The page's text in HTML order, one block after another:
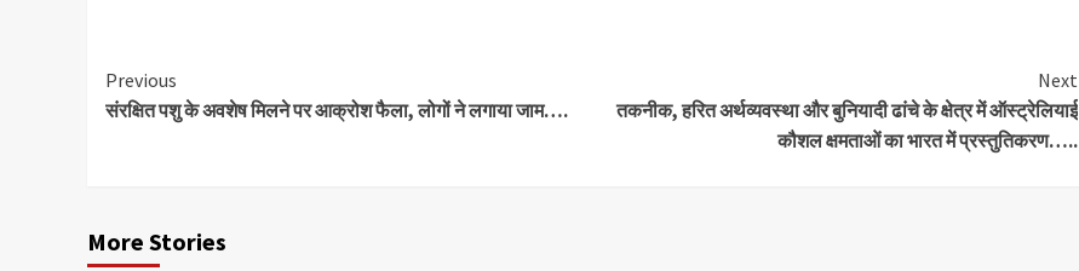
Continue
Reading
Previous
संरक्षित पशु के अवशेष मिलने पर आक्रोश फैला, लोगों ने लगाया जाम….
Next
तकनीक, हरित अर्थव्यवस्था और बुनियादी ढांचे के क्षेत्र में ऑस्ट्रेलियाई
कौशल क्षमताओं का भारत में प्रस्तुतिकरण…..
More Stories